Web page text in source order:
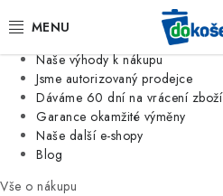
Jsme tradiční česká firma
Naše výhody k nákupu
Jsme autorizovaný prodejce
Dáváme 60 dní na vrácení zboží
Garance okamžité výměny
Naše další e-shopy
Blog
Vše o nákupu
KOŠE
SÁČKY